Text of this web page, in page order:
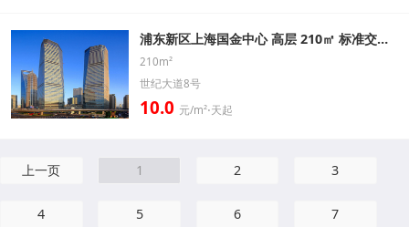
浦东新区上海国金中心 高层 210㎡ 标准交房办公室出租信息
210m²
世纪大道8号
10.0 元/m²⋅天起
上一页 1 2 3
4 5 6 7